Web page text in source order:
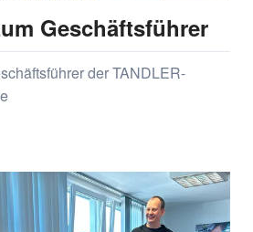
Geschäftsführer
der TANDLER-